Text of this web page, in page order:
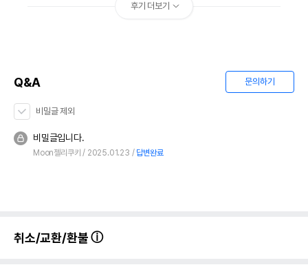
후기 더보기
Q&A 문의하기
비밀글 제외
비밀글입니다.
Moon젤리쿠키 2025.01.23 답변완료
취소/교환/환불